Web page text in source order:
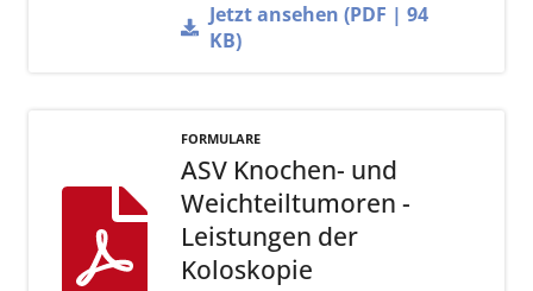
Jetzt ansehen (PDF | 94
KB)
FORMULARE
ASV Knochen- und
Weichteiltumoren -
Leistungen der
Koloskopie